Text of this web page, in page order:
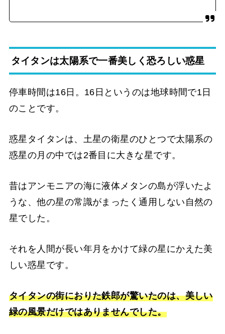
タイタンは太陽系で一番美しく恐ろしい惑星
停車時間は16日。16日というのは地球時間で1日
のことです。
惑星タイタンは、土星の衛星のひとつで太陽系の
惑星の月の中では2番目に大きな星です。
昔はアンモニアの海に液体メタンの島が浮いたよ
うな、他の星の常識がまったく通用しない自然の
星でした。
それを人間が長い年月をかけて緑の星にかえた美
しい惑星です。
タイタンの街におりた鉄郎が驚いたのは、美しい
緑の風景だけではありませんでした。